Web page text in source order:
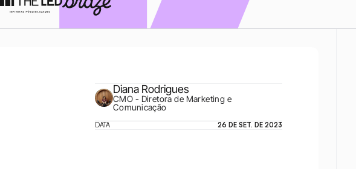
Diana Rodrigues
CMO - Diretora de Marketing e
Comunicação
DATA 26 DE SET. DE 2023